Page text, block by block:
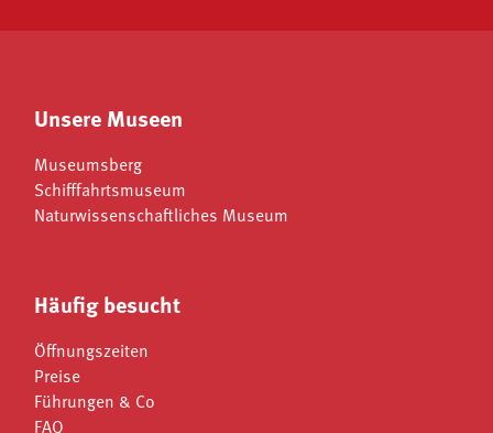
Unsere Museen
Museumsberg
Schifffahrtsmuseum
Naturwissenschaftliches Museum
Häufig besucht
Öffnungszeiten
Preise
Führungen & Co
FAQ